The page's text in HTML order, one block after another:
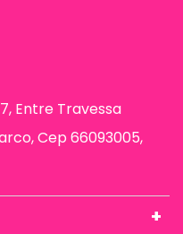
Entre Travessa
Cep 66093005,